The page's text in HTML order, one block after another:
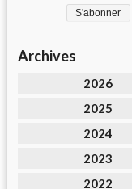
Archives
2026
2025
2024
2023
2022